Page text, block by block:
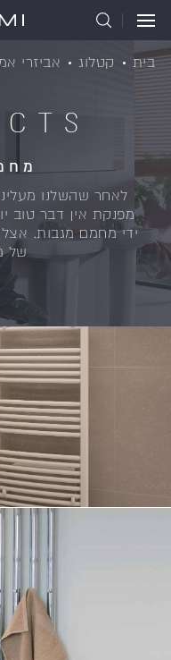
לאחר שהשלנו
מפנקת אין דבר טוב
ידי מחמם מגבות.
של
בית קטלוג אביזרי